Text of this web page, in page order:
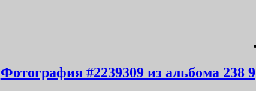
Фотография #2239309 из альбома 238 9